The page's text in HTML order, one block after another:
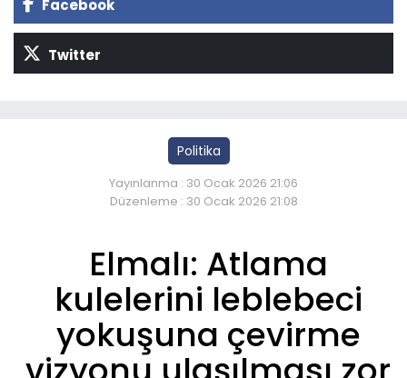
Facebook
Twitter
Politika
Yayınlanma : 30 Ocak 2026 21:06
Düzenleme : 30 Ocak 2026 21:08
Elmalı: Atlama
kulelerini leblebeci
yokuşuna çevirme